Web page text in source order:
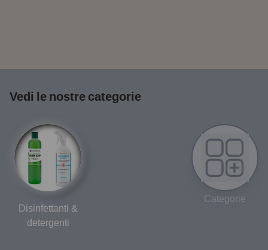
Vedi le nostre categorie
Disinfettanti &
detergenti
Categorie